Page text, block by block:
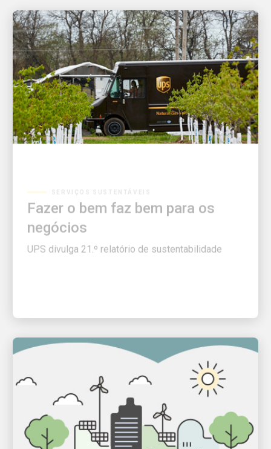
Fazer o bem faz bem para os
negócios
UPS divulga 21.º relatório de sustentabilidade